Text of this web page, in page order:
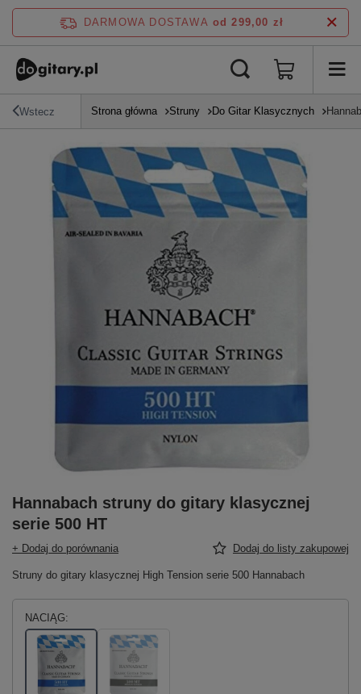
DARMOWA DOSTAWA od 299,00 zł
Wstecz Strona główna Struny Do Gitar Klasycznych
Hannabach struny do gitary klasycznej
serie 500 HT
+ Dodaj do porównania Dodaj do listy zakupowej
Struny do gitary klasycznej High Tension serie 500 Hannabach
NACIĄG